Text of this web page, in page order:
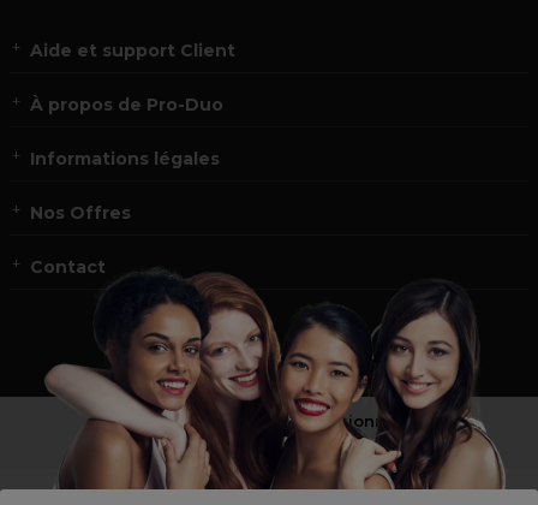
Aide et support Client
À propos de Pro-Duo
Informations légales
Nos Offres
Contact
Vous n’êtes pas un professionnel ?
Visitez notre site pourles particuliers !